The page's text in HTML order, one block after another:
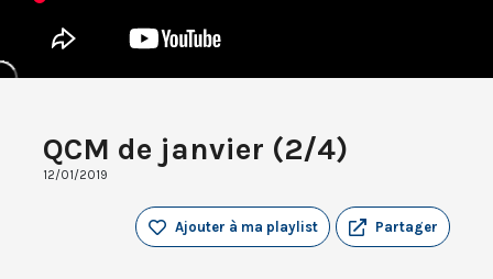
QCM de janvier (2/4)
12/01/2019
Partager
Ajouter à ma playlist